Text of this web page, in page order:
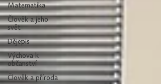
Matematika
Člověk a jeho
svět
Dějepis
Výchova k
občanství
Člověk a příroda